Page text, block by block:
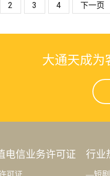
2 3 4 下一页
大通天成为
电信业务许可证 行业
—短